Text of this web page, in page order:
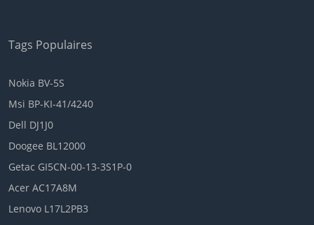
Tags Populaires
Nokia BV-5S
Msi BP-KI-41/4240
Dell DJ1J0
Doogee BL12000
Getac GI5CN-00-13-3S1P-0
Acer AC17A8M
Lenovo L17L2PB3